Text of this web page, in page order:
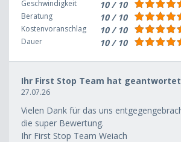
Geschwindigkeit 10 / 10
Beratung 10 / 10
Kostenvoranschlag 10 / 10
Dauer 10 / 10
Ihr First Stop Team hat
27.07.26
Vielen Dank für das uns
die super Bewertung.
Ihr First Stop Team Weiach